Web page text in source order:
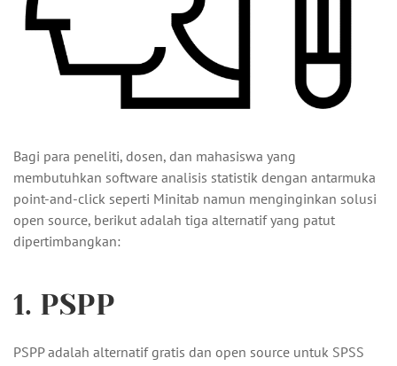
Bagi para peneliti, dosen, dan mahasiswa yang
membutuhkan software analisis statistik dengan antarmuka
point-and-click seperti Minitab namun menginginkan solusi
open source, berikut adalah tiga alternatif yang patut
dipertimbangkan:
1. PSPP
PSPP adalah alternatif gratis dan open source untuk SPSS